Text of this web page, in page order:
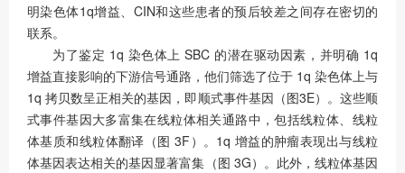
明染色体1q增益、CIN和这些患者的预后较差之间存在密切的
联系。
为了鉴定 1q 染色体上 SBC 的潜在驱动因素，并明确 1q
增益直接影响的下游信号通路，他们筛选了位于 1q 染色体上与
1q 拷贝数呈正相关的基因，即顺式事件基因（图3E）。这些顺
式事件基因大多富集在线粒体相关通路中，包括线粒体、线粒
体基质和线粒体翻译（图 3F）。1q 增益的肿瘤表现出与线粒
体基因表达相关的基因显著富集（图 3G）。此外，线粒体基因